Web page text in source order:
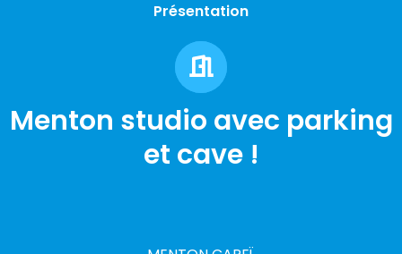
Présentation
Menton studio avec parking
et cave !